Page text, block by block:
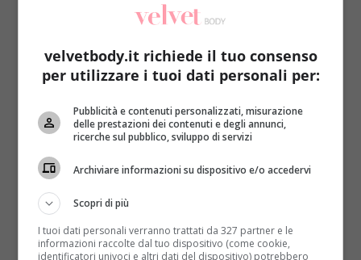
Sesso&Salute
Disfunzione erettile, per curarla basta
Redazione 13 Novembre 2014
Una soluzione semplice e naturale per la disfunzione
erettile: un’alga. Questa l’ipotesi dei ricercatori
dell’università Tor Vergata...
velvetbody.it richiede il tuo consenso
per utilizzare i tuoi dati personali per:
Pubblicità e contenuti personalizzati, misurazione
delle prestazioni dei contenuti e degli annunci,
ricerche sul pubblico, sviluppo di servizi
Archiviare informazioni su dispositivo e/o accedervi
Scopri di più
I tuoi dati personali verranno trattati da 327 partner e le
informazioni raccolte dal tuo dispositivo (come cookie,
identificatori univoci e altri dati del dispositivo) potrebbero